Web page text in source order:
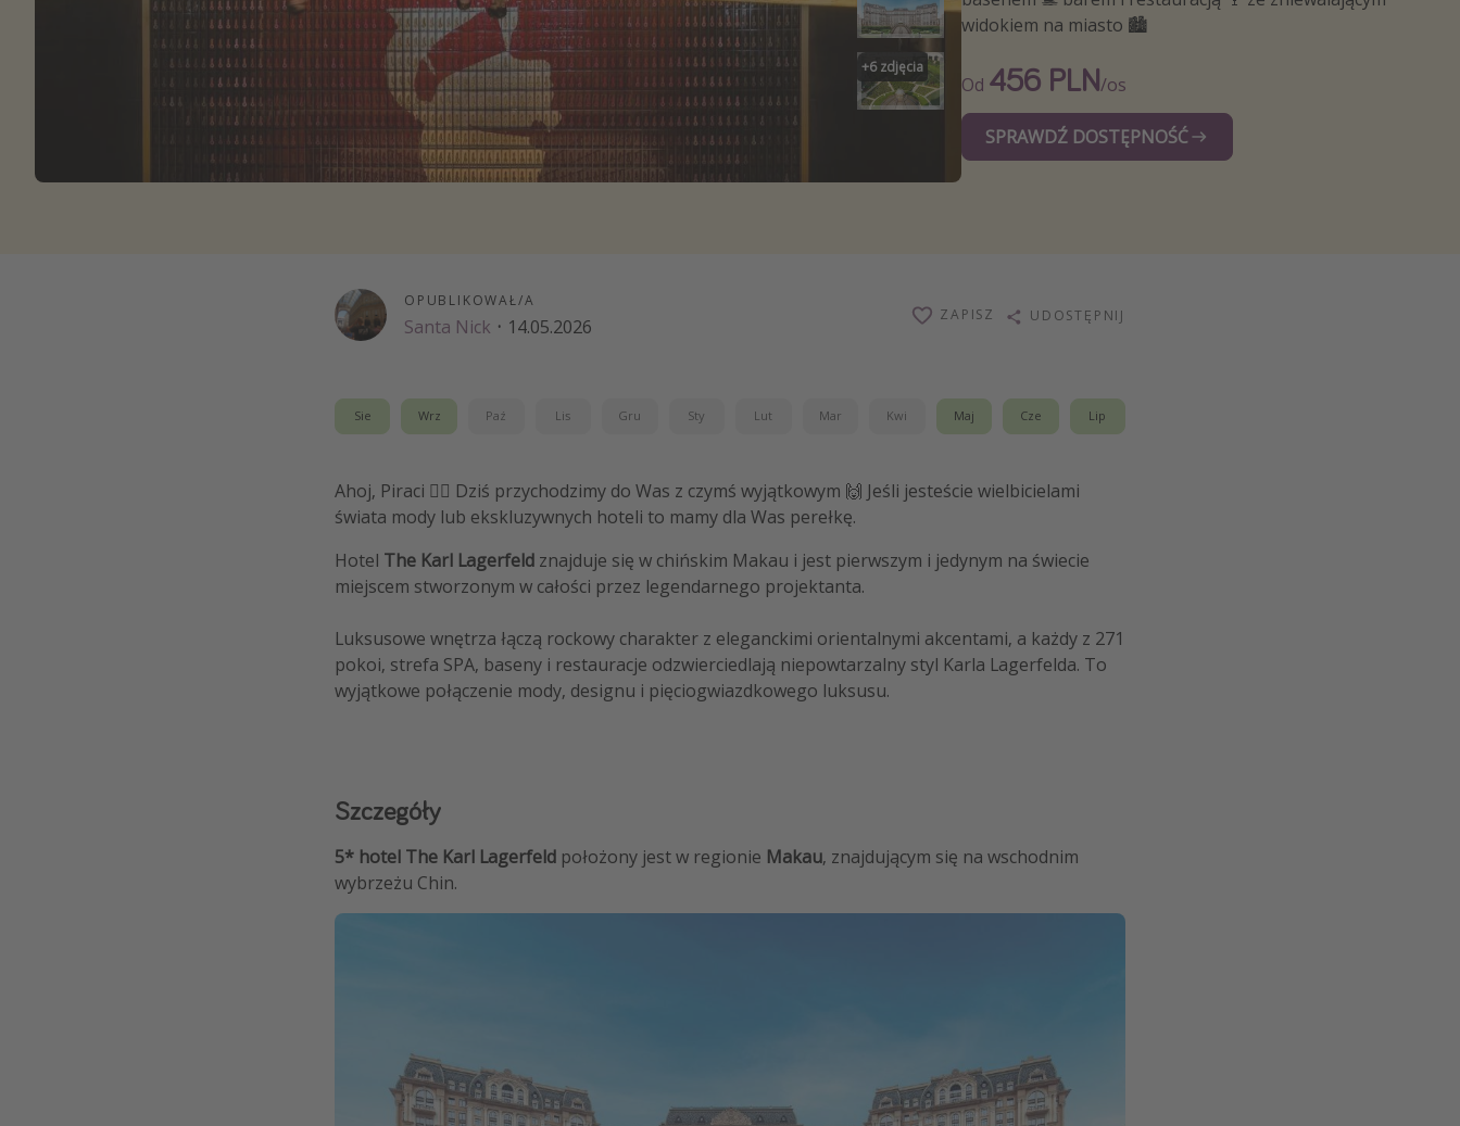
Wszystkie
+6 zdjęcia
widokiem na miasto 🏙️
Od 456 PLN/os
SPRAWDŹ DOSTĘPNOŚĆ
OPUBLIKOWAŁ/A
Santa Nick · 14.05.2026
ZAPISZ UDOSTĘPNIJ
Sie Wrz Paź Lis Gru Sty Lut Mar Kwi Maj Cze Lip
Ahoj, Piraci 🏴‍☠️ Dziś przychodzimy do Was z czymś wyjątkowym 🙌 Jeśli jesteście wielbicielami
świata mody lub ekskluzywnych hoteli to mamy dla Was perełkę.
Hotel The Karl Lagerfeld znajduje się w chińskim Makau i jest pierwszym i jedynym na świecie
miejscem stworzonym w całości przez legendarnego projektanta.
Luksusowe wnętrza łączą rockowy charakter z eleganckimi orientalnymi akcentami, a każdy z 271
pokoi, strefa SPA, baseny i restauracje odzwierciedlają niepowtarzalny styl Karla Lagerfelda. To
wyjątkowe połączenie mody, designu i pięciogwiazdkowego luksusu.
Szczegóły
5* hotel The Karl Lagerfeld położony jest w regionie Makau, znajdującym się na wschodnim
wybrzeżu Chin.